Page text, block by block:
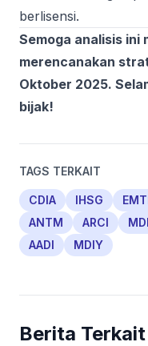
berlisensi.
Semoga analisis ini
merencanakan
Oktober 2025.
bijak!
TAGS TERKAIT
CDIA IHSG
ANTM
ARCI
AADI
MDIY
Berita Terkait